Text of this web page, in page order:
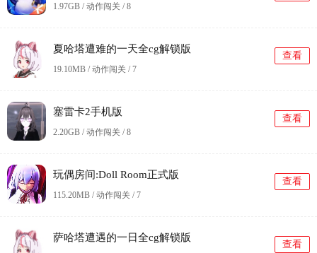
1.97GB / 动作闯关 /8
夏哈塔遭难的一天全cg解锁版
19.10MB / 动作闯关 /7
查看
塞雷卡2手机版
2.20GB / 动作闯关 /8
查看
玩偶房间:Doll Room正式版
115.20MB / 动作闯关 /7
查看
萨哈塔遭遇的一日全cg解锁版
查看